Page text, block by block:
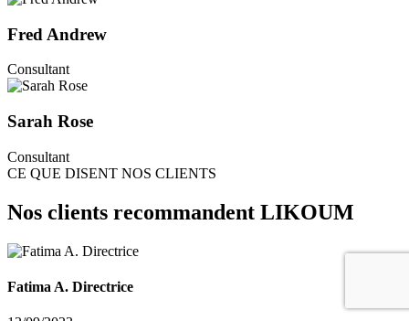
Fred Andrew
Consultant
Sarah Rose
Consultant
CE QUE DISENT NOS CLIENTS
Nos clients recommandent LIKOUM
Fatima A. Directrice